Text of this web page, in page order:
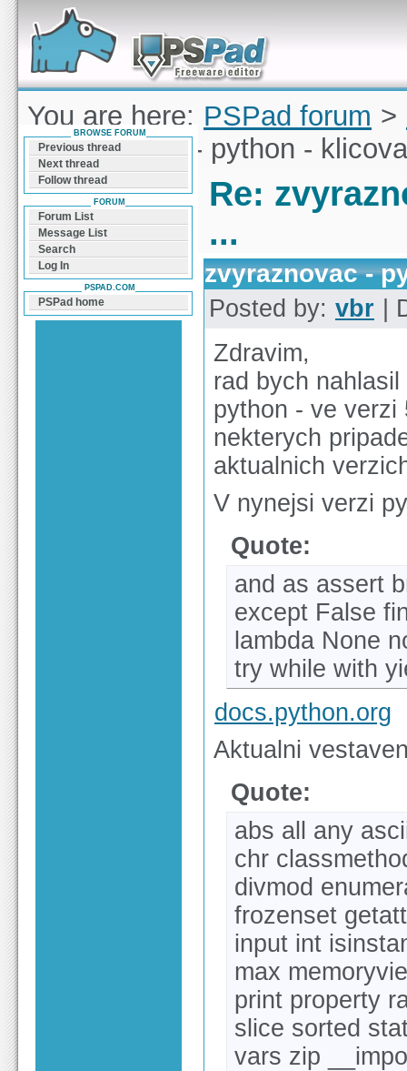
Forum can help you solve problems and quickly
find a solution with PSPad for Microsoft
Windows
You are here: PSPad forum >
zvyraznovac - python -
Re:
...
zvyraznovac -
Posted by: vbr |
Zdravim,
rad bych
python - ve verzi
nekterych
aktualnich
V nynejsi verzi
Quote:
and as assert
except False
lambda None
try while with
docs.python.org
Aktualni
Quote:
abs all any
chr
divmod
frozenset
input int
max
print property
slice sorted
vars zip
BROWSE FORUM
Previous thread
Next thread
Follow thread
FORUM
Forum List
Message List
Search
Log In
PSPAD.COM
PSPad home